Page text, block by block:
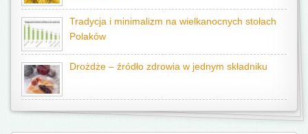
Tradycja i minimalizm na wielkanocnych stołach
Polaków
Drożdże – źródło zdrowia w jednym składniku